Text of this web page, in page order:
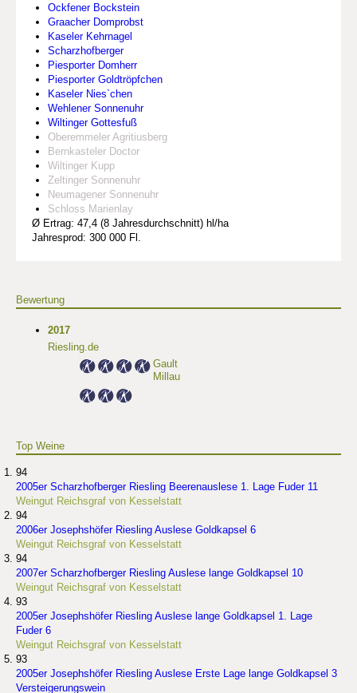
Ockfener Bockstein
Graacher Domprobst
Kaseler Kehrnagel
Scharzhofberger
Piesporter Domherr
Piesporter Goldtröpfchen
Kaseler Nies`chen
Wehlener Sonnenuhr
Wiltinger Gottesfuß
Oberemmeler Agritiusberg
Bernkasteler Doctor
Wiltinger Kupp
Zeltinger Sonnenuhr
Neumagener Sonnenuhr
Schloss Marienlay
Ø Ertrag: 47,4 (8 Jahresdurchschnitt) hl/ha
Jahresprod: 300 000 Fl.
Bewertung
2017
Riesling.de
Gault
Millau
Top Weine
94
2005er Scharzhofberger Riesling Beerenauslese 1. Lage Fuder 11
Weingut Reichsgraf von Kesselstatt
94
2006er Josephshöfer Riesling Auslese Goldkapsel 6
Weingut Reichsgraf von Kesselstatt
94
2007er Scharzhofberger Riesling Auslese lange Goldkapsel 10
Weingut Reichsgraf von Kesselstatt
93
2005er Josephshöfer Riesling Auslese lange Goldkapsel 1. Lage
Fuder 6
Weingut Reichsgraf von Kesselstatt
93
2005er Josephshöfer Riesling Auslese Erste Lage lange Goldkapsel 3
Versteigerungswein